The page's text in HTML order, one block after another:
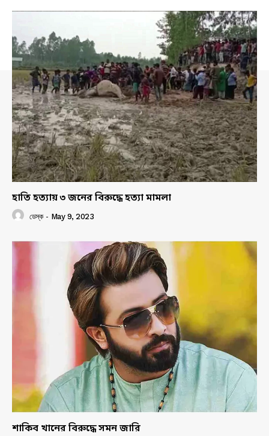
হাতি হত্যায় ৩ জনের বিরুদ্ধে হত্যা মামলা
ডেস্ক - May 9, 2023
শাকিব খানের বিরুদ্ধে সমন জারি